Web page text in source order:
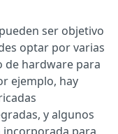
ser objetivo
optar por varias
de hardware para
ejemplo, hay
y algunos
para